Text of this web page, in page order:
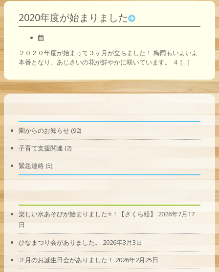
2020年度が始まりました
２０２０年度が始まって３ヶ月が立ちました！ 梅雨もいよいよ
本番となり、あじさいの花が鮮やかに咲いています。 ４ […]
園からのお知らせ(92)
子育て支援関連 (2)
緊急連絡 (5)
楽しい水あそびが始まりました⭐！【さくら組】
2026年7月17
日
ひなまつり会がありました。
2026年3月3日
２月のお誕生日会がありました！ 2026年2月25日